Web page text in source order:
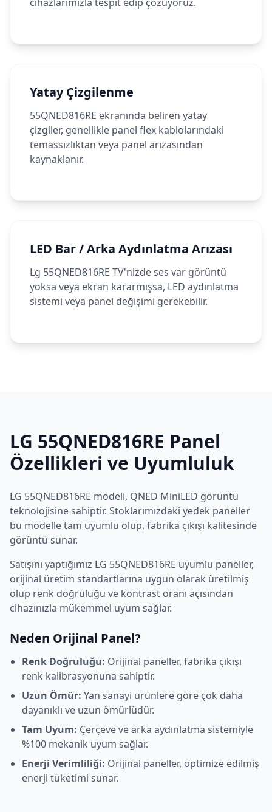
Yatay Çizgilenme
55QNED816RE ekranında beliren yatay
çizgiler, genellikle panel flex kablolarındaki
temassızlıktan veya panel arızasından
kaynaklanır.
LED Bar / Arka Aydınlatma Arızası
Lg 55QNED816RE TV'nizde ses var görüntü
yoksa veya ekran kararmışsa, LED aydınlatma
sistemi veya panel değişimi gerekebilir.
LG 55QNED816RE Panel
Özellikleri ve Uyumluluk
LG 55QNED816RE modeli, QNED MiniLED görüntü
teknolojisine sahiptir. Stoklarımızdaki yedek paneller
bu modelle tam uyumlu olup, fabrika çıkışı kalitesinde
görüntü sunar.
Satışını yaptığımız LG 55QNED816RE uyumlu paneller,
orijinal üretim standartlarına uygun olarak üretilmiş
olup renk doğruluğu ve kontrast oranı açısından
cihazınızla mükemmel uyum sağlar.
Neden Orijinal Panel?
Renk Doğruluğu: Orijinal paneller, fabrika çıkışı
renk kalibrasyonuna sahiptir.
Uzun Ömür: Yan sanayi ürünlere göre çok daha
dayanıklı ve uzun ömürlüdür.
Tam Uyum: Çerçeve ve arka aydınlatma sistemiyle
%100 mekanik uyum sağlar.
Enerji Verimliliği: Orijinal paneller, optimize edilmiş
enerji tüketimi sunar.